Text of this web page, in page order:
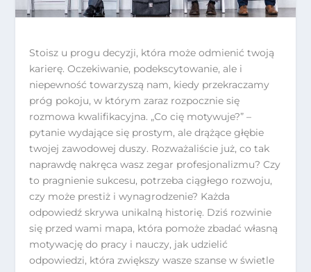
Stoisz u progu decyzji, która może odmienić twoją
karierę. Oczekiwanie, podekscytowanie, ale i
niepewność towarzyszą nam, kiedy przekraczamy
próg pokoju, w którym zaraz rozpocznie się
rozmowa kwalifikacyjna. „Co cię motywuje?” –
pytanie wydające się prostym, ale drążące głębie
twojej zawodowej duszy. Rozważaliście już, co tak
naprawdę nakręca wasz zegar profesjonalizmu? Czy
to pragnienie sukcesu, potrzeba ciągłego rozwoju,
czy może prestiż i wynagrodzenie? Każda
odpowiedź skrywa unikalną historię. Dziś rozwinie
się przed wami mapa, która pomoże zbadać własną
motywację do pracy i nauczy, jak udzielić
odpowiedzi, która zwiększy wasze szanse w świetle